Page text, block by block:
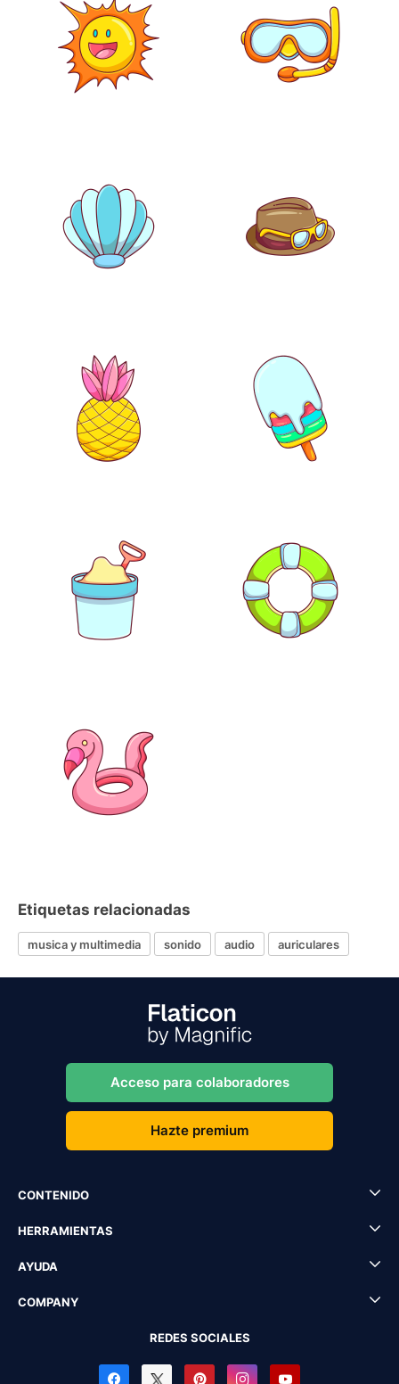
Etiquetas relacionadas
musica y multimedia sonido audio auriculares
Acceso para colaboradores
Hazte premium
CONTENIDO
HERRAMIENTAS
AYUDA
COMPANY
REDES SOCIALES